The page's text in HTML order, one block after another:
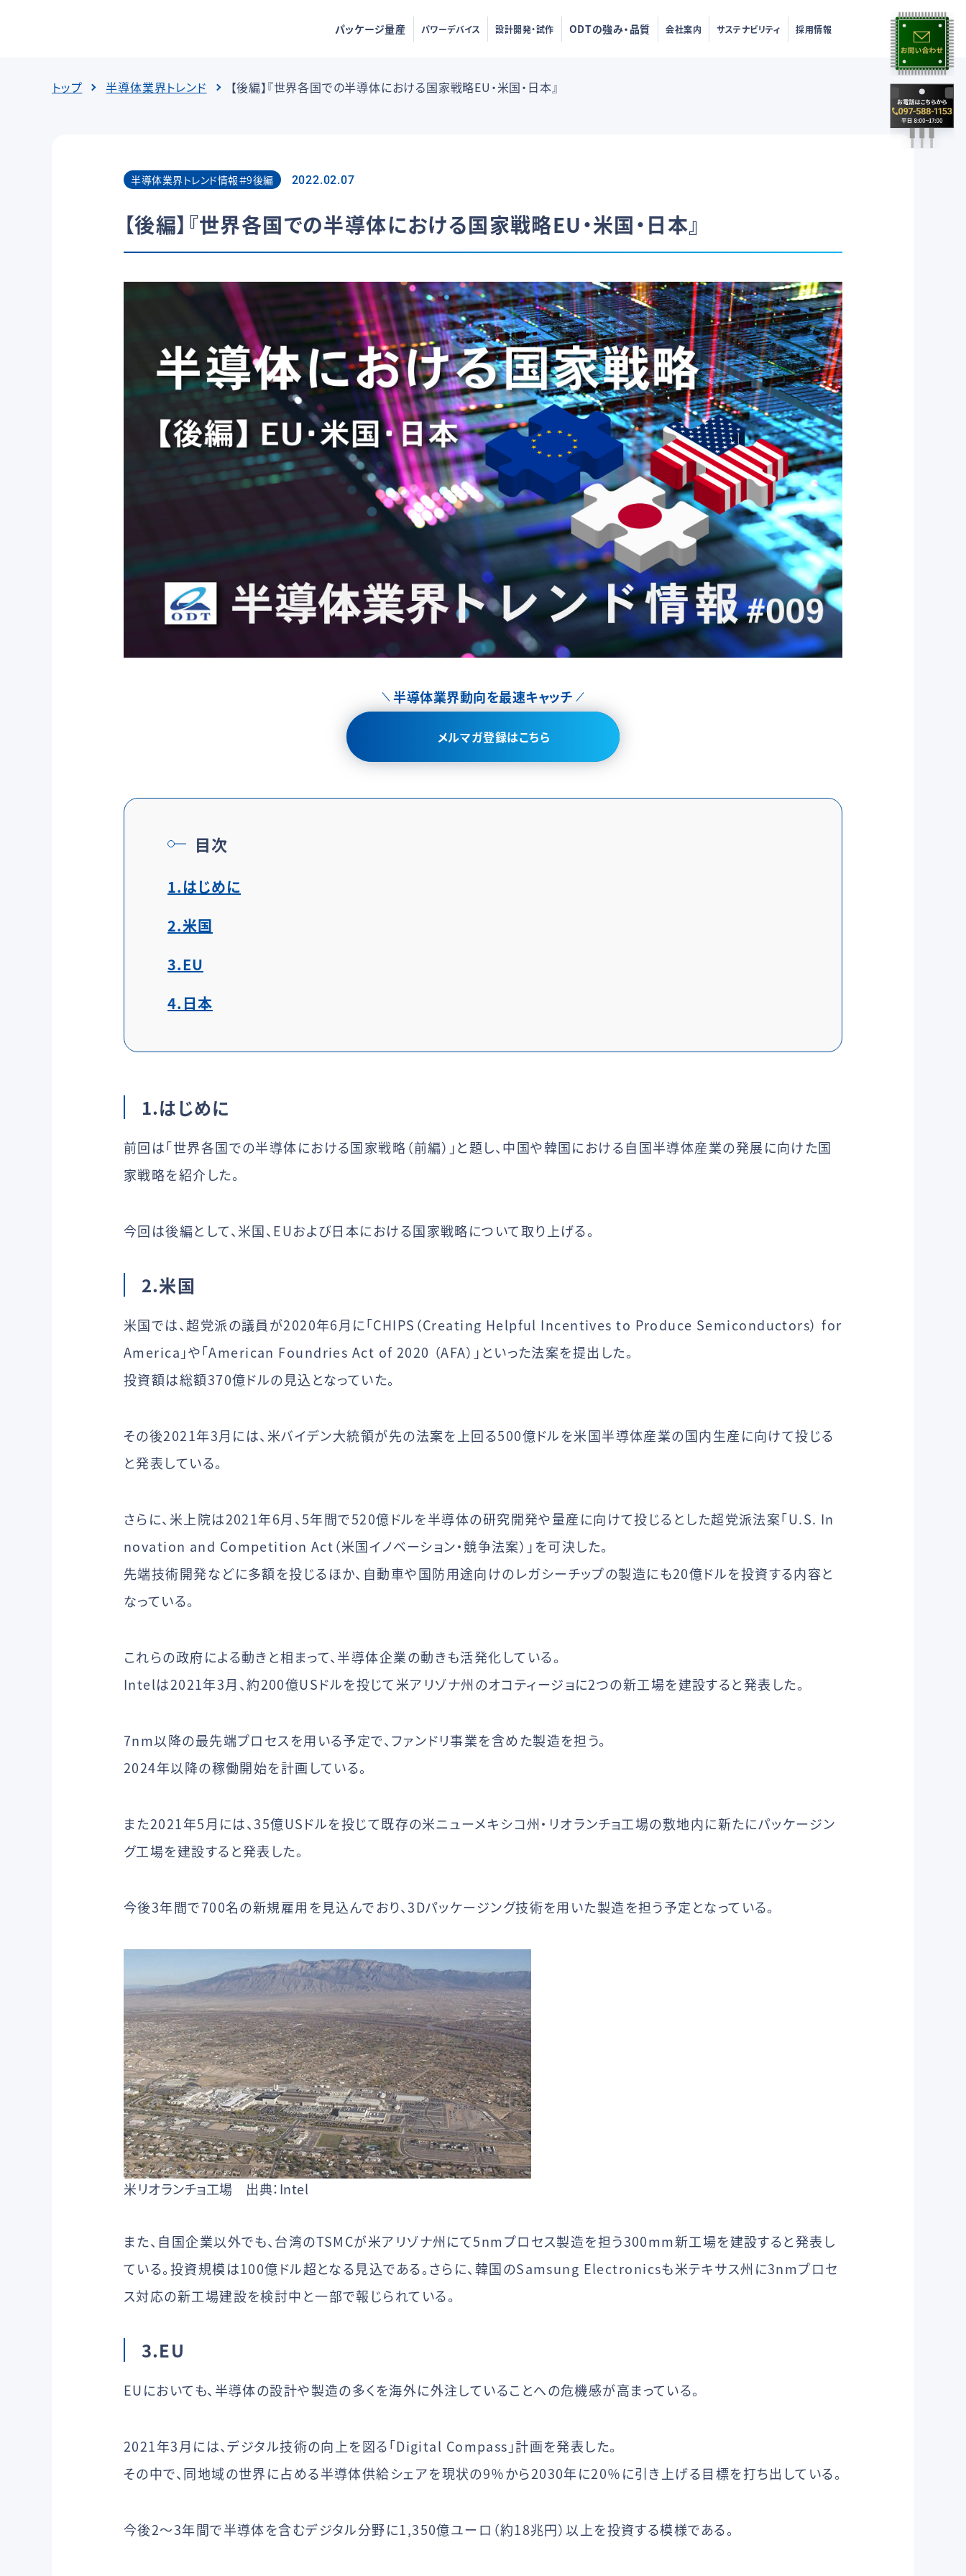
パッケージ量産 パワーデバイス 設計開発・試作 ODTの強み・品質 会社案内 サステナビリティ 採用情報
トップ 半導体業界トレンド 【後編】『世界各国での半導体における国家戦略EU・米国・日本』
半導体業界トレンド情報＃9後編 2022.02.07
【後編】『世界各国での半導体における国家戦略EU・米国・日本』
半導体業界動向を最速キャッチ
メルマガ登録はこちら
目次
1.はじめに
2.米国
3.EU
4.日本
1.はじめに
前回は「世界各国での半導体における国家戦略（前編）」と題し、中国や韓国における自国半導体産業の発展に向けた国
家戦略を紹介した。
今回は後編として、米国、EUおよび日本における国家戦略について取り上げる。
2.米国
米国では、超党派の議員が2020年6月に「CHIPS（Creating Helpful Incentives to Produce Semiconductors） for
America」や「American Foundries Act of 2020 （AFA）」といった法案を提出した。
投資額は総額370億ドルの見込となっていた。
その後2021年3月には、米バイデン大統領が先の法案を上回る500億ドルを米国半導体産業の国内生産に向けて投じる
と発表している。
さらに、米上院は2021年6月、5年間で520億ドルを半導体の研究開発や量産に向けて投じるとした超党派法案「U.S. In
novation and Competition Act（米国イノベーション・競争法案）」を可決した。
先端技術開発などに多額を投じるほか、自動車や国防用途向けのレガシーチップの製造にも20億ドルを投資する内容と
なっている。
これらの政府による動きと相まって、半導体企業の動きも活発化している。
Intelは2021年3月、約200億USドルを投じて米アリゾナ州のオコティージョに2つの新工場を建設すると発表した。
7nm以降の最先端プロセスを用いる予定で、ファンドリ事業を含めた製造を担う。
2024年以降の稼働開始を計画している。
また2021年5月には、35億USドルを投じて既存の米ニューメキシコ州・リオランチョ工場の敷地内に新たにパッケージン
グ工場を建設すると発表した。
今後3年間で700名の新規雇用を見込んでおり、3Dパッケージング技術を用いた製造を担う予定となっている。
米リオランチョ工場 出典：Intel
また、自国企業以外でも、台湾のTSMCが米アリゾナ州にて5nmプロセス製造を担う300mm新工場を建設すると発表し
ている。投資規模は100億ドル超となる見込である。さらに、韓国のSamsung Electronicsも米テキサス州に3nmプロセ
ス対応の新工場建設を検討中と一部で報じられている。
3.EU
EUにおいても、半導体の設計や製造の多くを海外に外注していることへの危機感が高まっている。
2021年3月には、デジタル技術の向上を図る「Digital Compass」計画を発表した。
その中で、同地域の世界に占める半導体供給シェアを現状の9％から2030年に20％に引き上げる目標を打ち出している。
今後2〜3年間で半導体を含むデジタル分野に1,350億ユーロ（約18兆円）以上を投資する模様である。